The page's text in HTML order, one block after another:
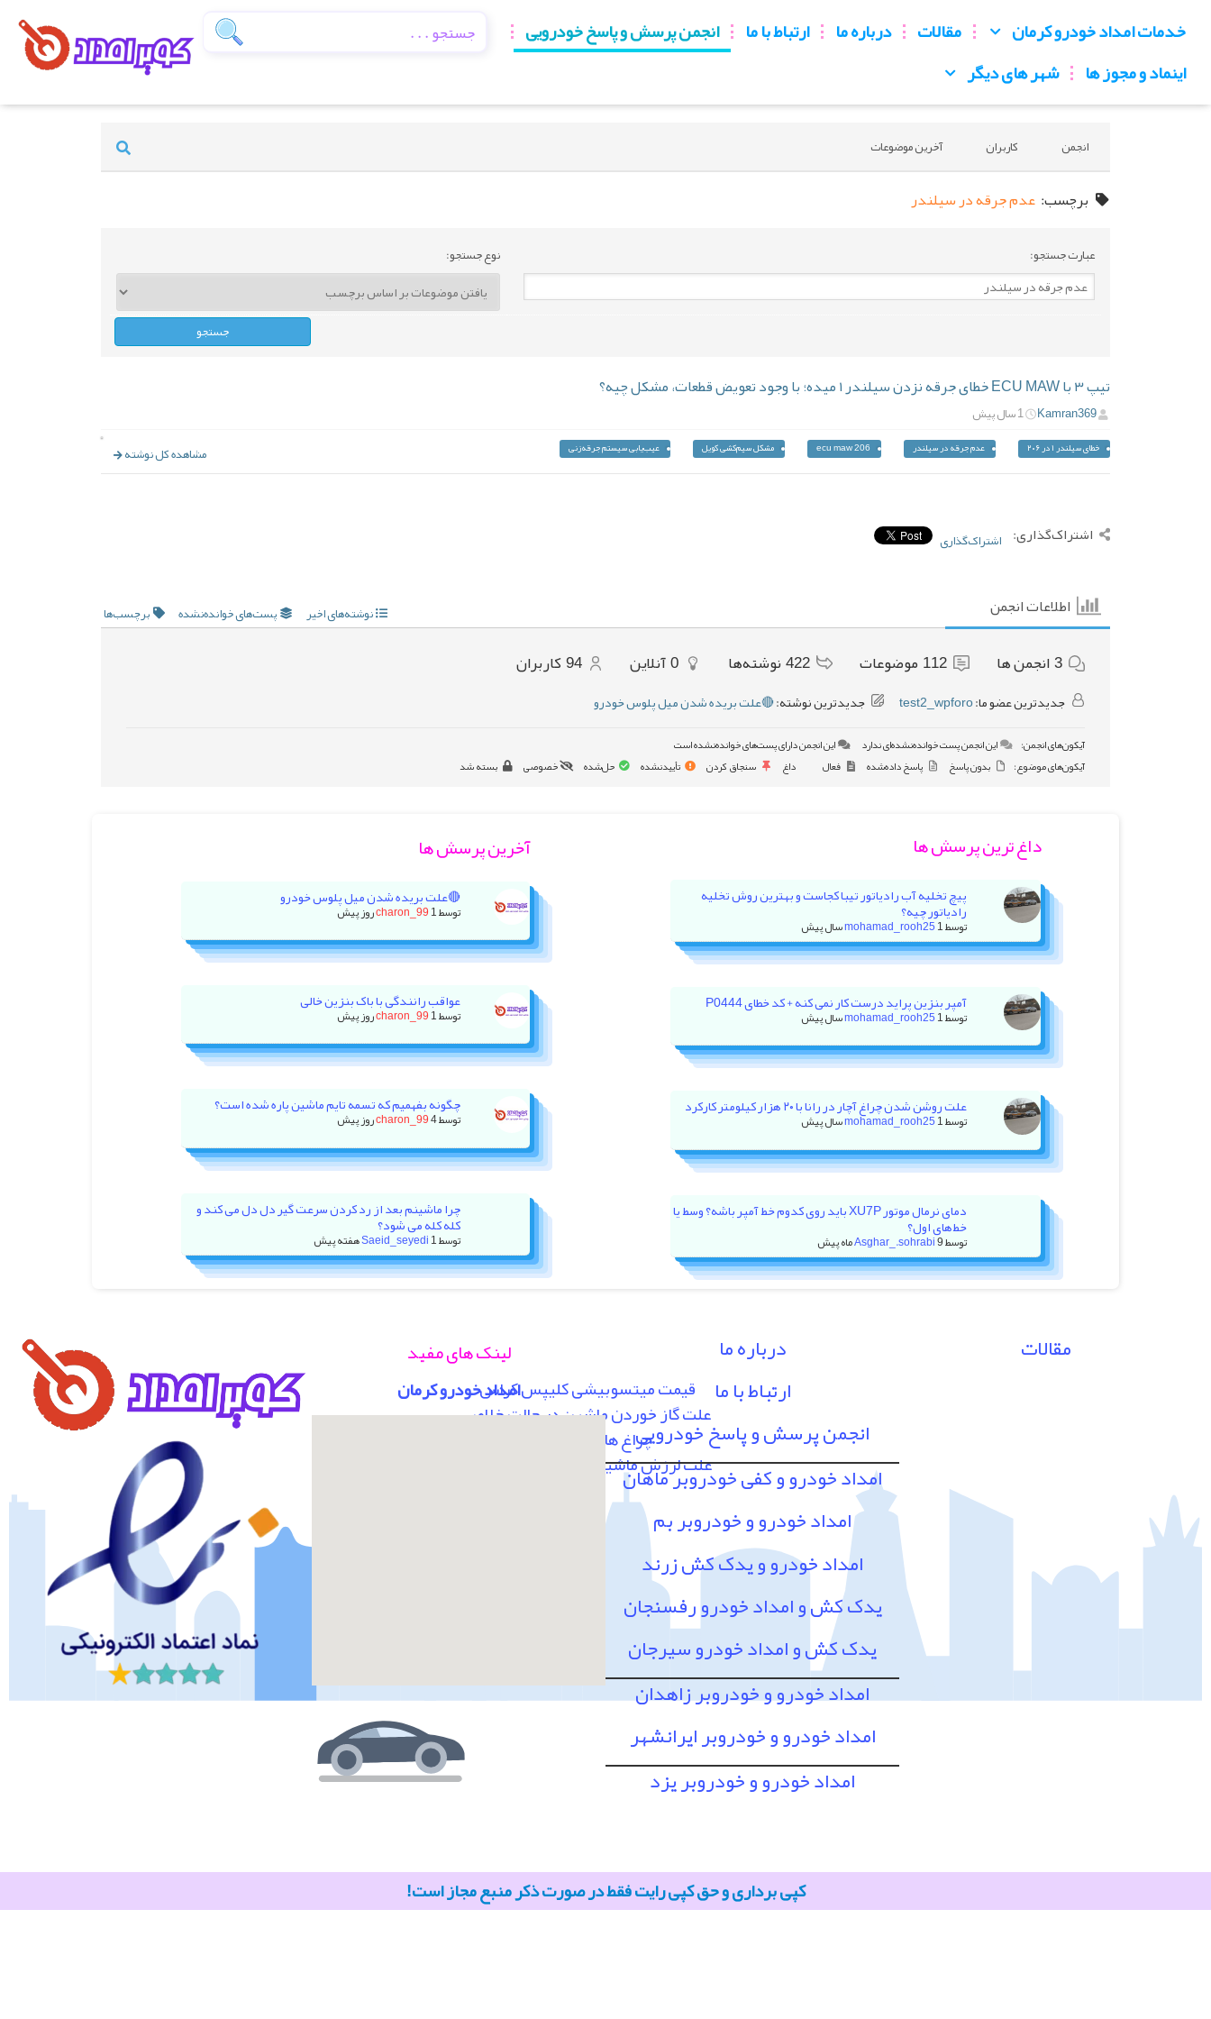
خدمات امداد خودرو کرمان مقالات درباره ما ارتباط با ما
انجمن پرسش و پاسخ خودرویی
اینماد و مجوز ها
شهر های دیگر
انجمن کاربران آخرین موضوعات
برچسب: عدم جرقه در سیلندر
عبارت جستجو: نوع جستجو:
تیپ ۳ با ECU MAW خطای جرقه نزدن سیلندر ۱ میده؛ با وجود تعویض قطعات، مشکل چیه؟
Kamran369 1 سال پیش
خطای سیلندر ۱ در ۲۰۶ عدم جرقه در سیلندر ecu maw 206 مشکل سیم‌کشی کویل عیب‌یابی سیستم جرقه‌زنی مشاهده کل نوشته
اشتراک‌گذاری: اشتراک‌گذاری
اطلاعات انجمن نوشته‌های اخیر پست‌های خوانده‌نشده برچسب‌ها
3انجمن ها 112 موضوعات 422نوشته‌ها 0آنلاین 94کاربران
جدیدترین عضو ما:test2_wpforo جدیدترین نوشته:🔴علت بریده شدن میل پلوس خودرو
آیکون‌های انجمن: این انجمن پست خوانده‌نشده‌ای ندارد
این انجمن دارای پست‌های خوانده‌نشده است
آیکون‌های موضوع:
بدون پاسخ پاسخ داده‌شده فعال داغ سنجاق کردن تأییدنشده حل‌شده خصوصی بسته شد
داغ ترین پرسش ها
پیچ تخلیه آب رادیاتور تیبا کجاست و بهترین روش تخلیه
رادیاتور چیه؟
توسط mohamad_rooh251 سال پیش
آمپر بنزین پراید درست کار نمی کنه + کد خطای P0444
توسط mohamad_rooh251 سال پیش
علت روشن شدن چراغ آچار در رانا با ۲۰ هزار کیلومتر کارکرد
توسط mohamad_rooh251 سال پیش
دمای نرمال موتور XU7P باید روی کدوم خط آمپر باشه؟ وسط یا
خط‌های اول؟
توسط Asghar_.sohrabi9 ماه پیش
آخرین پرسش ها
🔴علت بریده شدن میل پلوس خودرو
توسط charon_991 روز پیش
عواقب رانندگی با باک بنزین خالی
توسط charon_991 روز پیش
چگونه بفهمیم که تسمه تایم ماشین پاره شده است؟
توسط charon_994 روز پیش
چرا ماشینم بعد از رد کردن سرعت گیر دل دل می کند و
کله کله می شود؟
توسط Saeid_seyedi1 هفته پیش
مقالات
قیمت میتسوبیشی کلیپس کراس
علت گاز خوردن ماشین در حالت خلاص
چراغ های پشت آمپر
علت لرزش ماشین در سرعت 80 به بالا
درباره ما
ارتباط با ما
انجمن پرسش و پاسخ خودرویی
امداد خودرو و کفی خودروبر ماهان
امداد خودرو و خودروبر بم
امداد خودرو و یدک کش زرند
یدک کش و امداد خودرو رفسنجان
یدک کش و امداد خودرو سیرجان
امداد خودرو و خودروبر زاهدان
امداد خودرو و خودروبر ایرانشهر
امداد خودرو و خودروبر یزد
لینک های مفید
امداد خودرو کرمان
کپی برداری و حق کپی رایت فقط در صورت ذکر منبع مجاز است!